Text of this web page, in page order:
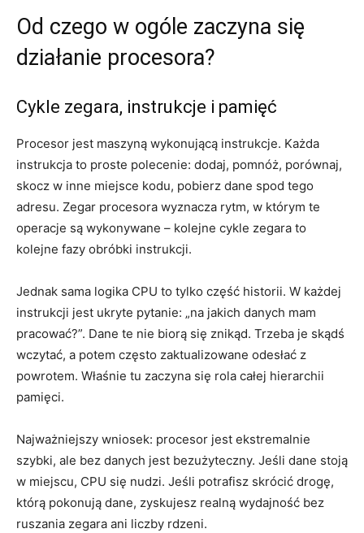
Od czego w ogóle zaczyna się
działanie procesora?
Cykle zegara, instrukcje i pamięć
Procesor jest maszyną wykonującą instrukcje. Każda
instrukcja to proste polecenie: dodaj, pomnóż, porównaj,
skocz w inne miejsce kodu, pobierz dane spod tego
adresu. Zegar procesora wyznacza rytm, w którym te
operacje są wykonywane – kolejne cykle zegara to
kolejne fazy obróbki instrukcji.
Jednak sama logika CPU to tylko część historii. W każdej
instrukcji jest ukryte pytanie: „na jakich danych mam
pracować?”. Dane te nie biorą się znikąd. Trzeba je skądś
wczytać, a potem często zaktualizowane odesłać z
powrotem. Właśnie tu zaczyna się rola całej hierarchii
pamięci.
Najważniejszy wniosek: procesor jest ekstremalnie
szybki, ale bez danych jest bezużyteczny. Jeśli dane stoją
w miejscu, CPU się nudzi. Jeśli potrafisz skrócić drogę,
którą pokonują dane, zyskujesz realną wydajność bez
ruszania zegara ani liczby rdzeni.